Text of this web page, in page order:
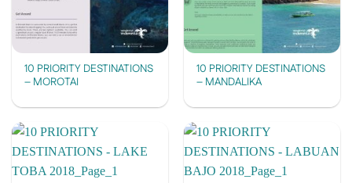
10 PRIORITY DESTINATIONS
– MOROTAI
10 PRIORITY DESTINATIONS
– MANDALIKA